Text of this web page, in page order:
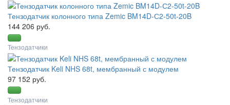
Тензодатчик колонного типа Zemic BM14D-С2-50t-20B
144 206 руб.
Тензодатчики
Тензодатчик Keli NHS 68t, мембранный с модулем
97 152 руб.
Тензодатчики